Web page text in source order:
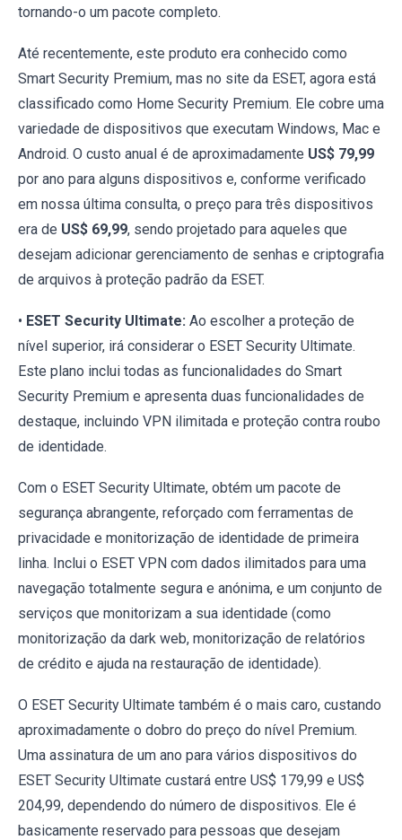
tornando-o um pacote completo.
Até recentemente, este produto era conhecido como
Smart Security Premium, mas no site da ESET, agora está
classificado como Home Security Premium. Ele cobre uma
variedade de dispositivos que executam Windows, Mac e
Android. O custo anual é de aproximadamente US$ 79,99
por ano para alguns dispositivos e, conforme verificado
em nossa última consulta, o preço para três dispositivos
era de US$ 69,99, sendo projetado para aqueles que
desejam adicionar gerenciamento de senhas e criptografia
de arquivos à proteção padrão da ESET.
• ESET Security Ultimate: Ao escolher a proteção de
nível superior, irá considerar o ESET Security Ultimate.
Este plano inclui todas as funcionalidades do Smart
Security Premium e apresenta duas funcionalidades de
destaque, incluindo VPN ilimitada e proteção contra roubo
de identidade.
Com o ESET Security Ultimate, obtém um pacote de
segurança abrangente, reforçado com ferramentas de
privacidade e monitorização de identidade de primeira
linha. Inclui o ESET VPN com dados ilimitados para uma
navegação totalmente segura e anónima, e um conjunto de
serviços que monitorizam a sua identidade (como
monitorização da dark web, monitorização de relatórios
de crédito e ajuda na restauração de identidade).
O ESET Security Ultimate também é o mais caro, custando
aproximadamente o dobro do preço do nível Premium.
Uma assinatura de um ano para vários dispositivos do
ESET Security Ultimate custará entre US$ 179,99 e US$
204,99, dependendo do número de dispositivos. Ele é
basicamente reservado para pessoas que desejam